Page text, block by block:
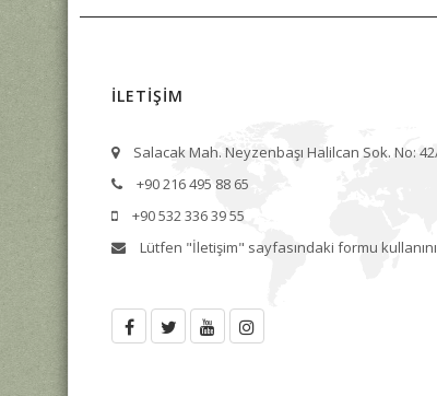
İLETİŞİM
Salacak Mah. Neyzenbaşı Halilcan Sok. No:
+90 216 495 88 65
+90 532 336 39 55
Lütfen "İletişim" sayfasındaki formu